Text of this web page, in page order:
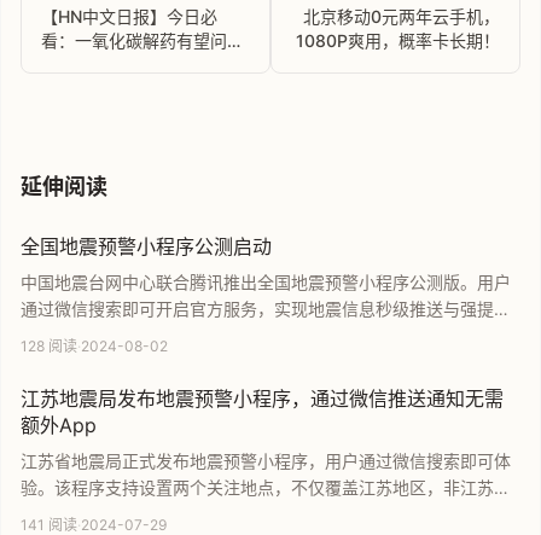
【HN中文日报】今日必
看：一氧化碳解药有望问
北京移动0元两年云手机，
1080P爽用，概率卡长期！
延伸阅读
全国地震预警小程序公测启动
中国地震台网中心联合腾讯推出全国地震预警小程序公测版。用户
通过微信搜索即可开启官方服务，实现地震信息秒级推送与强提醒
警示。该小程序提供权威预警及防震指南，支持高并发量用户访
命财产安全。
128 阅读·2024-08-02
江苏地震局发布地震预警小程序，通过微信推送通知无需
额外App
江苏省地震局正式发布地震预警小程序，用户通过微信搜索即可体
验。该程序支持设置两个关注地点，不仅覆盖江苏地区，非江苏地
区用户同样适用。对于不想安装额外App的iOS用户，该小程序提供
141 阅读·2024-07-29